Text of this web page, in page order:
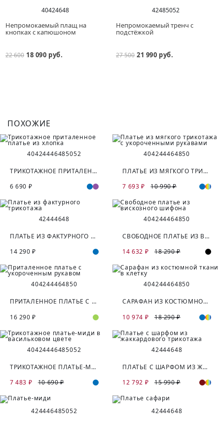
40424648
Непромокаемый плащ на
кнопках с капюшоном
22 600 18 090 руб.
42485052
Непромокаемый тренч с
подстёжкой
27 500 21 990 руб.
ПОХОЖИЕ
40424446485052
ТРИКОТАЖНОЕ ПРИТАЛЕННОЕ ПЛАТЬЕ ИЗ ХЛОПКА
6 690 ₽
404244464850
ПЛАТЬЕ ИЗ МЯГКОГО ТРИКОТАЖА С УКОРОЧЕННЫМИ РУКАВАМИ
7 693 ₽
10 990 ₽
42444648
ПЛАТЬЕ ИЗ ФАКТУРНОГО ТРИКОТАЖА
14 290 ₽
404244464850
СВОБОДНОЕ ПЛАТЬЕ ИЗ ВИСКОЗНОГО ШИФОНА
14 632 ₽
18 290 ₽
404244464850
ПРИТАЛЕННОЕ ПЛАТЬЕ С УКОРОЧЕННЫМ РУКАВОМ
16 290 ₽
404244464850
САРАФАН ИЗ КОСТЮМНОЙ ТКАНИ В КЛЕТКУ
10 974 ₽
18 290 ₽
40424446485052
ТРИКОТАЖНОЕ ПЛАТЬЕ-МИДИ В ВАСИЛЬКОВОМ ЦВЕТЕ
7 483 ₽
10 690 ₽
42444648
ПЛАТЬЕ С ШАРФОМ ИЗ ЖАККАРДОВОГО ТРИКОТАЖА
12 792 ₽
15 990 ₽
424446485052 42444648